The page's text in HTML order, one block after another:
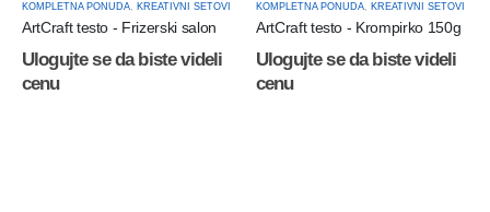
KOMPLETNA PONUDA, KREATIVNI SETOVI
ArtCraft testo - Frizerski salon
Ulogujte se da biste videli
cenu
KOMPLETNA PONUDA, KREATIVNI SETOVI
ArtCraft testo - Krompirko 150g
Ulogujte se da biste videli
cenu